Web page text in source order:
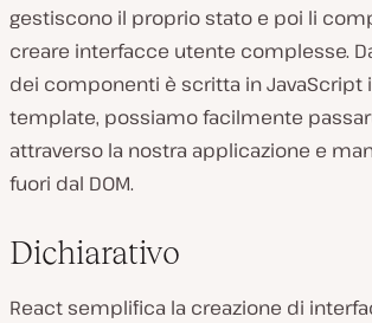
gestiscono il proprio stato e poi li
creare interfacce utente complesse.
dei componenti è scritta in JavaScript
template, possiamo facilmente
attraverso la nostra applicazione e
fuori dal DOM.
Dichiarativo
React semplifica la creazione di